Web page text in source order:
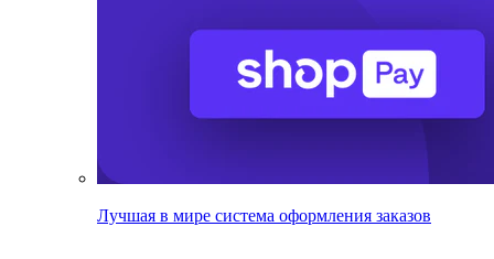
Лучшая в мире система оформления заказов